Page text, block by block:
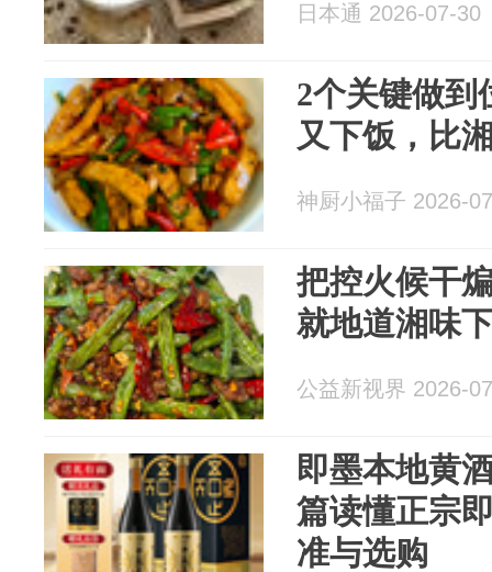
日本通 2026-07-30
2个关键做到
又下饭，比
神厨小福子 2026-
把控火候干
就地道湘味
公益新视界 2026-
即墨本地黄
篇读懂正宗
准与选购